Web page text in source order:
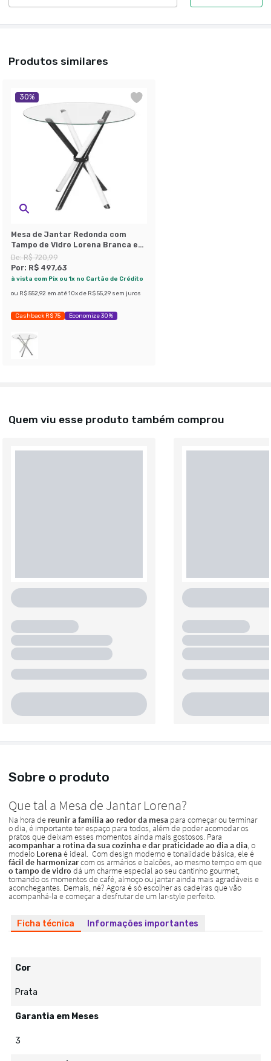
Produtos similares
30%
Mesa de Jantar Redonda com
Tampo de Vidro Lorena Branca e
Preta 90 cm
De:R$ 720,99
Por: R$ 497,63
à vista com Pix ou 1x no Cartão de Crédito
ou R$ 552,92 em até 10x de R$ 55,29 sem juros
Cashback R$ 75 Economize 30%
Quem viu esse produto também comprou
Sobre o produto
Ficha técnica Informações importantes
Cor
Prata
Garantia em Meses
3